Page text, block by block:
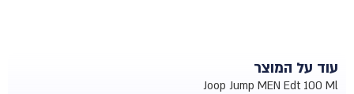
עוד על המוצר
Joop Jump MEN Edt 100 Ml